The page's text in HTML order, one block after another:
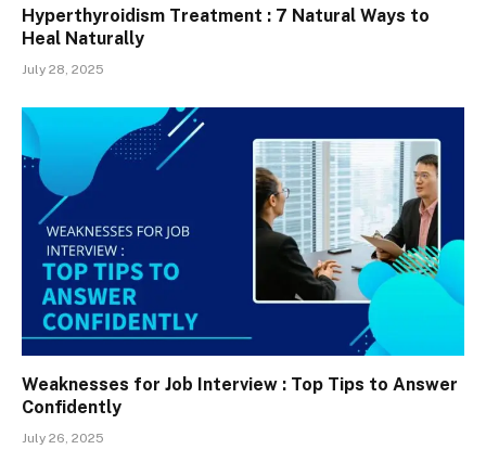
Hyperthyroidism Treatment : 7 Natural Ways to
Heal Naturally
July 28, 2025
Weaknesses for Job Interview : Top Tips to Answer
Confidently
July 26, 2025